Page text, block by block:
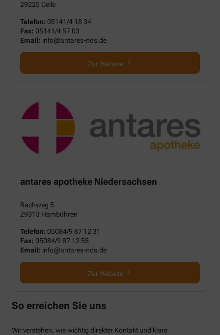
29225 Celle
Telefon: 05141/4 18 34
Fax: 05141/4 57 03
Email: info@antares-nds.de
Zur Website
antares apotheke Niedersachsen
Bachweg 5
29313 Hambühren
Telefon: 05084/9 87 12 31
Fax: 05084/9 87 12 55
Email: info@antares-nds.de
Zur Website
So erreichen Sie uns
Wir verstehen, wie wichtig direkter Kontakt und klare